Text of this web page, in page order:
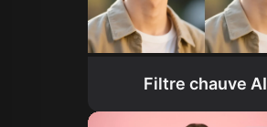
Filtre chauve AI